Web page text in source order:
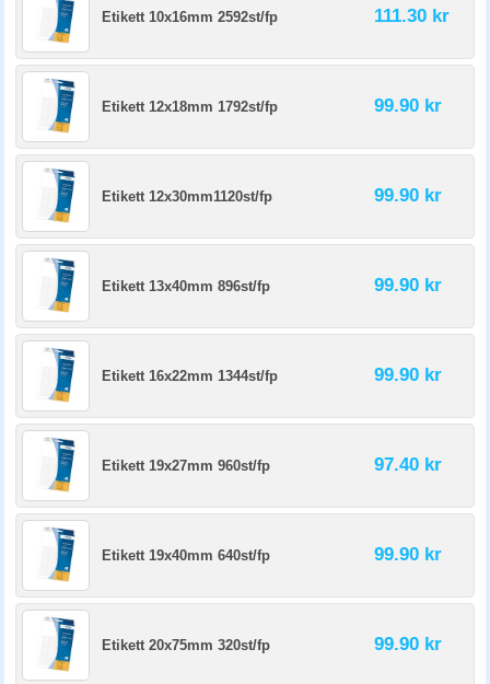
Etikett 10x16mm 2592st/fp 111.30 kr
Etikett 12x18mm 1792st/fp 99.90 kr
Etikett 12x30mm1120st/fp 99.90 kr
Etikett 13x40mm 896st/fp 99.90 kr
Etikett 16x22mm 1344st/fp 99.90 kr
Etikett 19x27mm 960st/fp 97.40 kr
Etikett 19x40mm 640st/fp 99.90 kr
Etikett 20x75mm 320st/fp 99.90 kr